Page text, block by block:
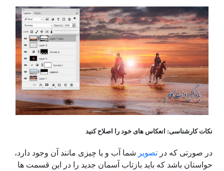
نکات کارشناسی: انعکاس های خود را اصلاح کنید
در صورتی که در تصویر شما آب و یا چیزی مانند آن وجود دارد،
حواستان باشد که باید بازتاب آسمان جدید را در این قسمت ها